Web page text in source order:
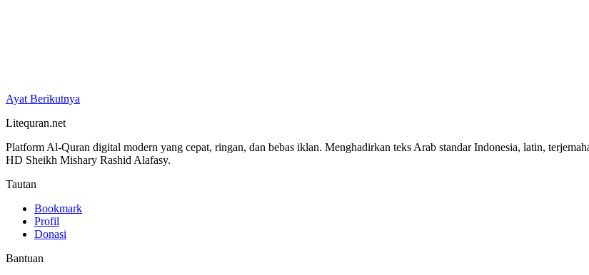
Ayat Berikutnya
Litequran.net
Platform Al-Quran digital modern yang cepat, ringan, dan bebas iklan. Menghadirkan teks Arab standar Indonesia, latin,
HD Sheikh Mishary Rashid Alafasy.
Tautan
Bookmark
Profil
Donasi
Bantuan